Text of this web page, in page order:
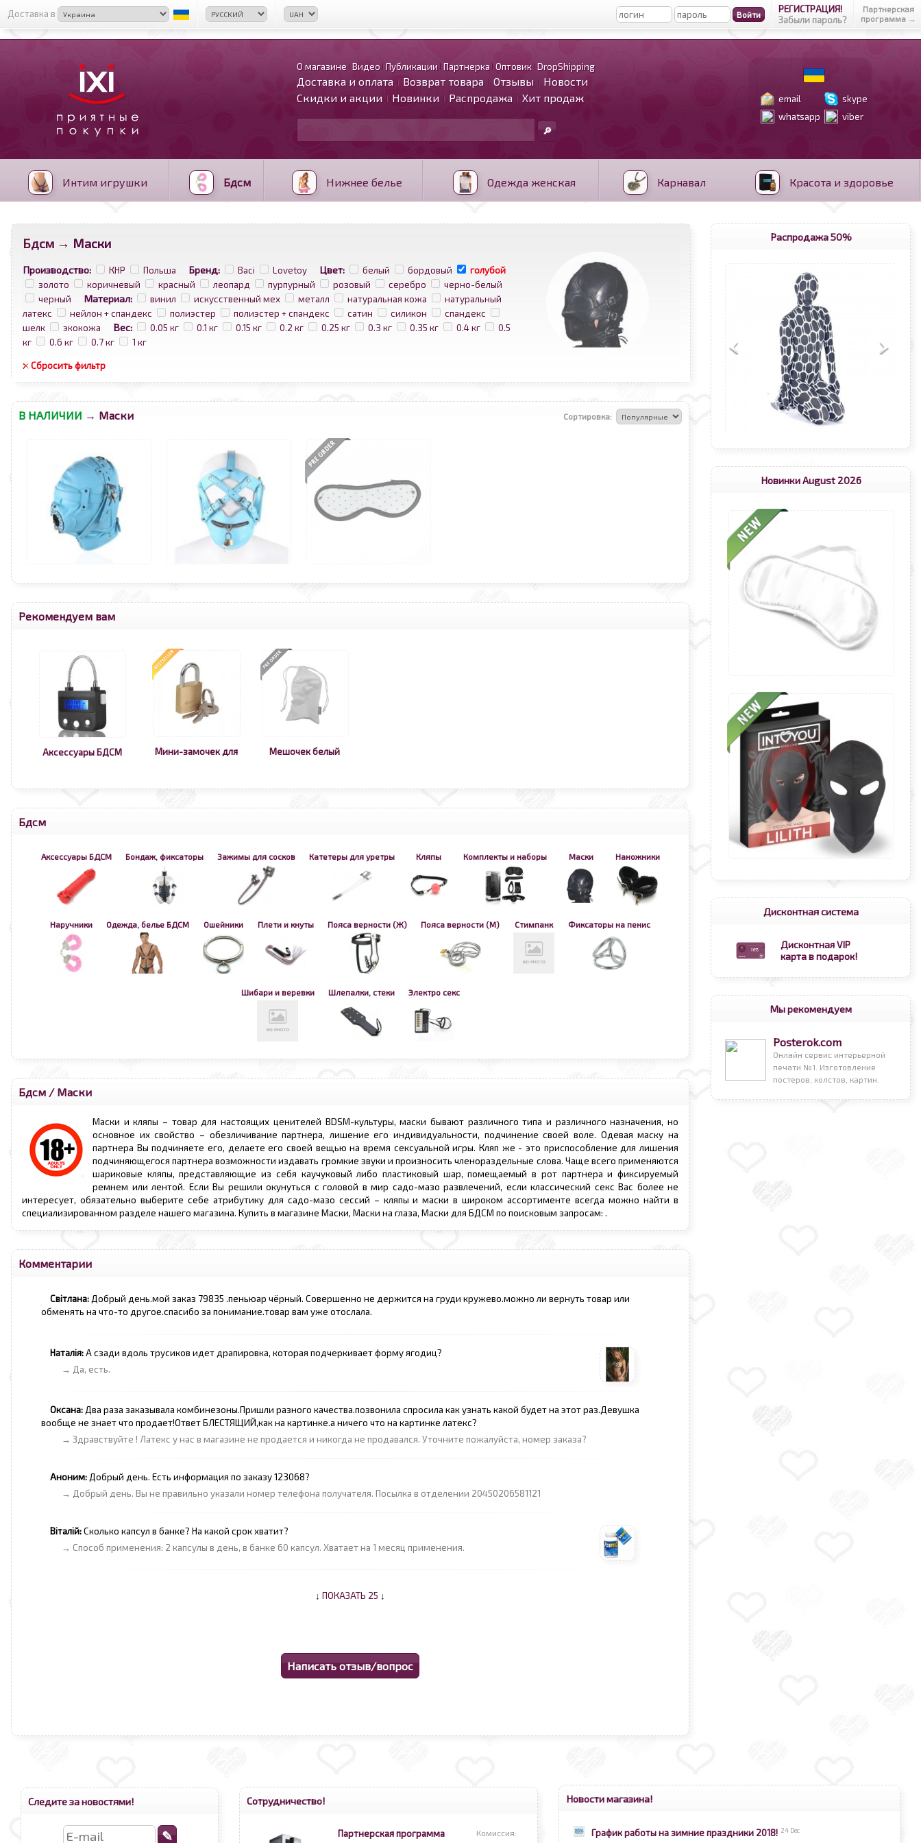
Доставка в
РЕГИСТРАЦИЯ!
Забыли пароль?
Партнерская
программа →
О магазине Видео Публикации Партнерка Оптовик DropShipping
Доставка и оплата Возврат товара Отзывы
Новости
Скидки и акции
Новинки Распродажа Хит продаж email
skype
whatsapp
viber
Интим игрушки Бдсм Нижнее белье Одежда женская Карнавал Красота и здоровье
Бдсм → Маски
Производство: КНР Польша Бренд: Baci Lovetoy Цвет: белый бордовый
голубой
золото
коричневый красный леопард пурпурный розовый серебро
черно-белый
черный
Материал: винил искусственный мех металл натуральная кожа
натуральный
латекс
нейлон + спандекс полиэстер полиэстер + спандекс сатин силикон
спандекс
шелк
экокожа Вес: 0.05 кг 0.1 кг 0.15 кг 0.2 кг 0.25 кг 0.3 кг 0.35 кг 0.4 кг
0.5
кг
0.6 кг 0.7 кг 1 кг
Сбросить фильтр
В НАЛИЧИИ → Маски Сортировка:
Рекомендуем вам
Аксессуары БДСМ Мини-замочек для Мешочек белый
Бдсм
Аксессуары БДСМ Бондаж, фиксаторы Зажимы для сосков Катетеры для уретры Кляпы Комплекты и наборы Маски Наножники
Наручники Одежда, белье БДСМ Ошейники Плети и кнуты Пояса верности (Ж) Пояса верности (М) Стимпанк Фиксаторы на пенис
Шибари и веревки Шлепалки, стеки Электро секс
Бдсм / Маски
Маски и кляпы – товар для настоящих ценителей BDSM-культуры, маски бывают различного типа и различного назначения, но
основное их свойство – обезличивание партнера, лишение его индивидуальности, подчинение своей воле. Одевая маску на
партнера Вы подчиняете его, делаете его своей вещью на время сексуальной игры. Кляп же - это приспособление для лишения
подчиняющегося партнера возможности издавать громкие звуки и произносить членораздельные слова. Чаще всего применяются
шариковые кляпы, представляющие из себя каучуковый либо пластиковый шар, помещаемый в рот партнера и фиксируемый
ремнем или лентой. Если Вы решили окунуться с головой в мир садо-мазо развлечений, если классический секс Вас более не
интересует, обязательно выберите себе атрибутику для садо-мазо сессий – кляпы и маски в широком ассортименте всегда можно найти в
специализированном разделе нашего магазина. Купить в магазине Маски, Маски на глаза, Маски для БДСМ по поисковым запросам: .
Комментарии
Світлана: Добрый день.мой заказ 79835 .пеньюар чёрный. Совершенно не держится на груди кружево.можно ли вернуть товар или
обменять на что-то другое.спасибо за понимание.товар вам уже отослала.
Наталія:А сзади вдоль трусиков идет драпировка, которая подчеркивает форму ягодиц?
→ Да, есть.
Оксана: Два раза заказывала комбинезоны.Пришли разного качества.позвонила спросила как узнать какой будет на этот раз.Девушка
вообще не знает что продает!Ответ БЛЕСТЯЩИЙ,как на картинке.а ничего что на картинке латекс?
→ Здравствуйте ! Латекс у нас в магазине не продается и никогда не продавался. Уточните пожалуйста, номер заказа?
Аноним: Добрый день. Есть информация по заказу 123068?
→ Добрый день. Вы не правильно указали номер телефона получателя. Посылка в отделении 20450206581121
Віталій:Сколько капсул в банке? На какой срок хватит?
→ Способ применения: 2 капсулы в день, в банке 60 капсул. Хватает на 1 месяц применения.
↓ ПОКАЗАТЬ 25 ↓
Распродажа 50%
< >
Новинки August 2026
Дисконтная система
Дисконтная VIP
карта в подарок!
Мы рекомендуем
Posterok.com
Онлайн сервис интерьерной
печати №1. Изготовление
постеров, холстов, картин.
Следите за новостями! Сотрудничество!
Партнерская программа Комиссия:
Новости магазина!
График работы на зимние праздники 2018! 24 Dec